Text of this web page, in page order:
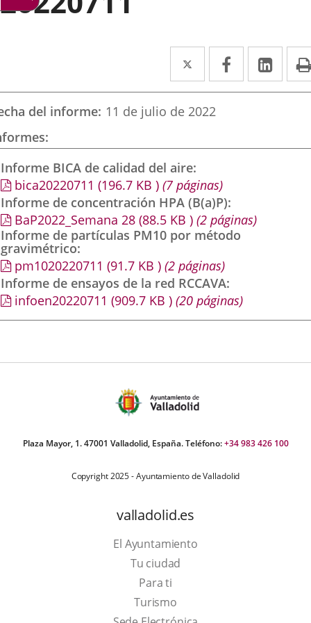
Twitter
Enlace
a
una
externa.
Facebook
Enlace
a
externa.
a
del informe 11 de julio de 2022
Informe BICA de calidad del aire
bica20220711 (196.7 KB ) (7 páginas)
Informe de concentración HPA (B(a)P)
BaP2022_Semana 28 (88.5 KB ) (2 páginas)
Informe de partículas PM10 por método
gravimétrico
pm1020220711 (91.7 KB ) (2 páginas)
Informe de ensayos de la red RCCAVA
infoen20220711 (909.7 KB ) (20 páginas)
Plaza Mayor, 1. 47001 Valladolid, España. Teléfono:+34 983 426 100
Copyright 2025 - Ayuntamiento de Valladolid
valladolid.es
El Ayuntamiento
Tu ciudad
Para ti
TurismoThis